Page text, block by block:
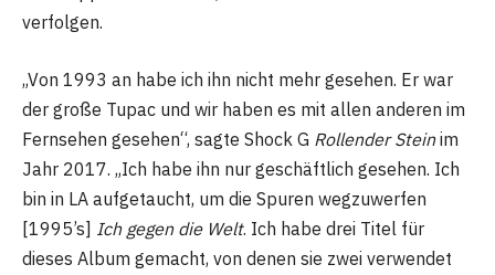
verfolgen.
„Von 1993 an habe ich ihn nicht mehr gesehen. Er war
der große Tupac und wir haben es mit allen anderen im
Fernsehen gesehen“, sagte Shock G Rollender Steinim
Jahr 2017. „Ich habe ihn nur geschäftlich gesehen. Ich
bin in LA aufgetaucht, um die Spuren wegzuwerfen
[1995’s] Ich gegen die Welt. Ich habe drei Titel für
dieses Album gemacht, von denen sie zwei verwendet